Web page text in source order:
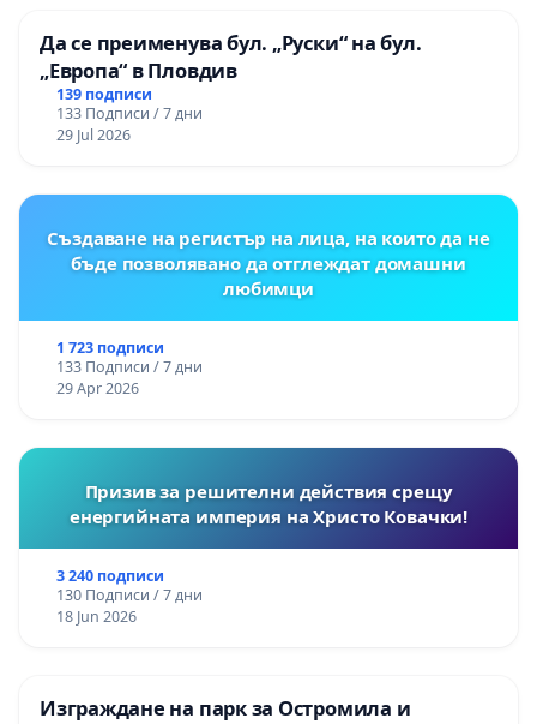
Да се преименува бул. „Руски“ на бул.
„Европа“ в Пловдив
139 подписи
133 Подписи / 7 дни
29 Jul 2026
Създаване на регистър на лица, на които да не
бъде позволявано да отглеждат домашни
любимци
1 723 подписи
133 Подписи / 7 дни
29 Apr 2026
Призив за решителни действия срещу
енергийната империя на Христо Ковачки!
3 240 подписи
130 Подписи / 7 дни
18 Jun 2026
Изграждане на парк за Остромила и